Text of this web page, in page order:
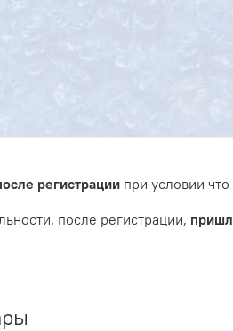
регистрации при условии
после регистрации,